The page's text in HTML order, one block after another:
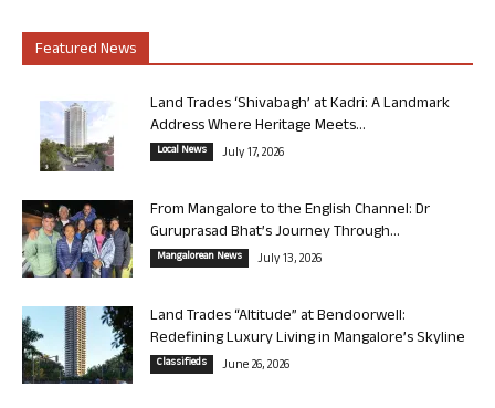
Featured News
Land Trades ‘Shivabagh’ at Kadri: A Landmark
Address Where Heritage Meets...
Local News July 17, 2026
From Mangalore to the English Channel: Dr
Guruprasad Bhat’s Journey Through...
Mangalorean News July 13, 2026
Land Trades “Altitude” at Bendoorwell:
Redefining Luxury Living in Mangalore’s Skyline
Classifieds June 26, 2026